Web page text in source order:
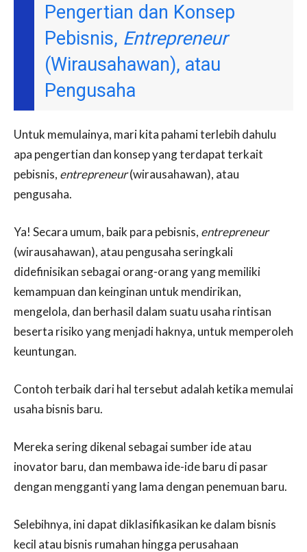
Pengertian dan Konsep
Pebisnis, Entrepreneur
(Wirausahawan), atau
Pengusaha
Untuk memulainya, mari kita pahami terlebih dahulu
apa pengertian dan konsep yang terdapat terkait
pebisnis, entrepreneur(wirausahawan), atau
pengusaha.
Ya! Secara umum, baik para pebisnis, entrepreneur
(wirausahawan), atau pengusaha seringkali
didefinisikan sebagai orang-orang yang memiliki
kemampuan dan keinginan untuk mendirikan,
mengelola, dan berhasil dalam suatu usaha rintisan
beserta risiko yang menjadi haknya, untuk memperoleh
keuntungan.
Contoh terbaik dari hal tersebut adalah ketika memulai
usaha bisnis baru.
Mereka sering dikenal sebagai sumber ide atau
inovator baru, dan membawa ide-ide baru di pasar
dengan mengganti yang lama dengan penemuan baru.
Selebihnya, ini dapat diklasifikasikan ke dalam bisnis
kecil atau bisnis rumahan hingga perusahaan